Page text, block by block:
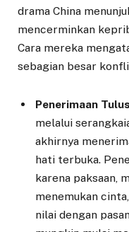
drama China
mencerminkan
Cara mereka
sebagian besar
Penerimaan
melalui
akhirnya
hati terbuka.
karena paksaan,
menemukan
nilai dengan